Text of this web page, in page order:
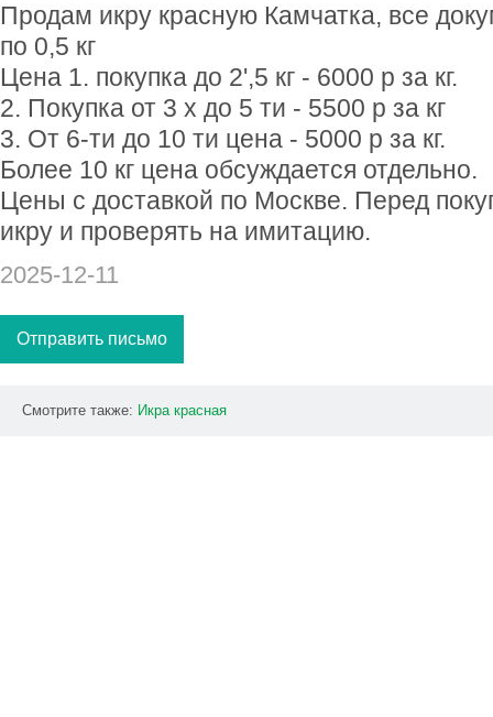
Продам икру красную Камчатка, все
по 0,5 кг
Цена 1. покупка до 2',5 кг - 6000 р за кг.
2. Покупка от 3 х до 5 ти - 5500 р за кг
3. От 6-ти до 10 ти цена - 5000 р за кг.
Более 10 кг цена обсуждается отдельно.
Цены с доставкой по Москве. Перед
икру и проверять на имитацию.
2025-12-11
Отправить письмо
Смотрите также: Икра красная